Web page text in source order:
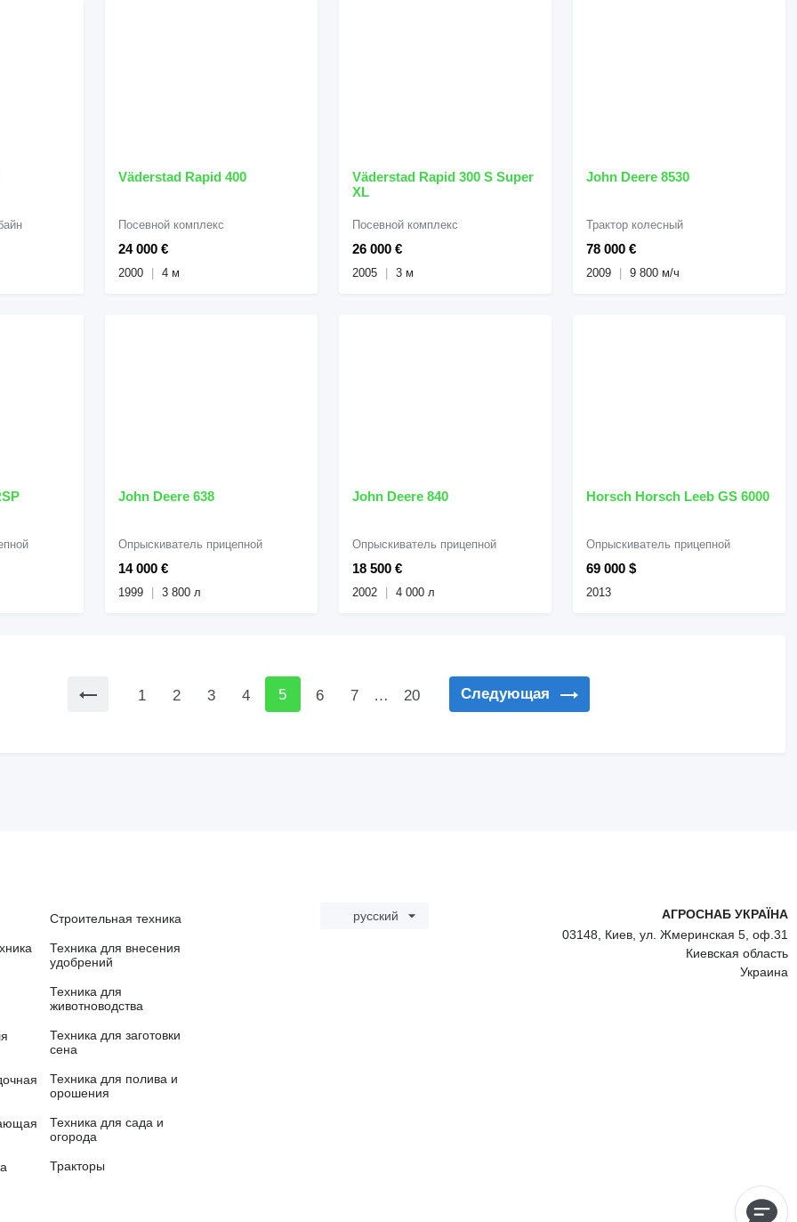
Väderstad Rapid 400
24 000 €
Посевной комплекс
2000 4 м
Väderstad Rapid 300 S Super
XL
26 000 €
Посевной комплекс
2005 3 м
John Deere 8530
78 000 €
Трактор колесный
2009 9 800 м/ч
John Deere 638
14 000 €
Опрыскиватель прицепной
1999 3 800 л
John Deere 840
18 500 €
Опрыскиватель прицепной
2002 4 000 л
Horsch Horsch Leeb GS 6000
69 000 $
Опрыскиватель прицепной
2013
1 2 3 4 5 6 7 … 20 Следующая
русский
АГРОСНАБ УКРАЇНА
03148, Киев, ул. Жмеринская 5, оф.31
Киевская область
Украина
Строительная техника
Техника для внесения
удобрений
Техника для
животноводства
Техника для заготовки
сена
Техника для полива и
орошения
Техника для сада и
огорода
Тракторы